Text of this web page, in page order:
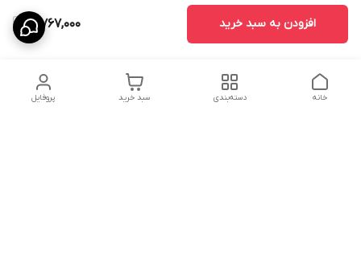
3,767,000 افزودن به سبد خرید
پروفایل سبد خرید دسته‌بندی خانه